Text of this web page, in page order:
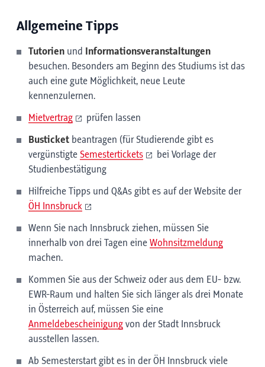
Allgemeine Tipps
Tutorien und
Informationsveranstaltungen
besuchen. Besonders am Beginn des Studiums ist das
auch eine gute Möglichkeit, neue Leute
kennenzulernen.
Mietvertrag prüfen lassen
Busticket beantragen (für Studierende gibt es
vergünstigte Semestertickets
bei Vorlage der
Studienbestätigung
Hilfreiche Tipps und Q&As gibt es auf der Website der
ÖH Innsbruck
Wenn Sie nach Innsbruck ziehen, müssen Sie
innerhalb von drei Tagen eine Wohnsitzmeldung
machen.
Kommen Sie aus der Schweiz oder aus dem EU- bzw.
EWR-Raum und halten Sie sich länger als drei Monate
in Österreich auf, müssen Sie eine
Anmeldebescheinigung von der Stadt Innsbruck
ausstellen lassen.
Ab Semesterstart gibt es in der ÖH Innsbruck viele